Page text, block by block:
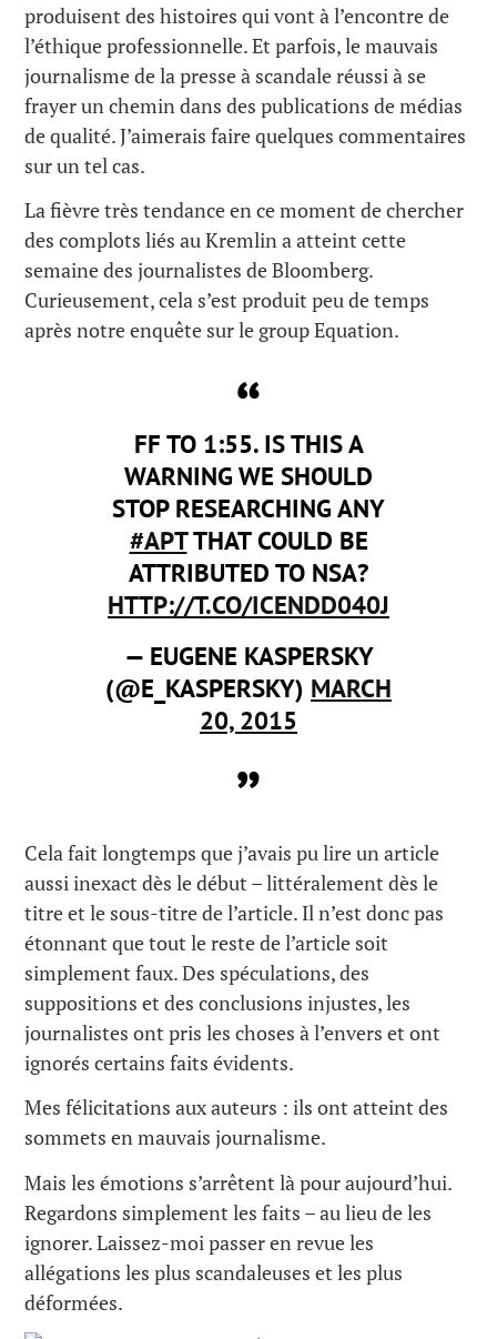
produisent des histoires qui vont à l’encontre de
l’éthique professionnelle. Et parfois, le mauvais
journalisme de la presse à scandale réussi à se
frayer un chemin dans des publications de médias
de qualité. J’aimerais faire quelques commentaires
sur un tel cas.
La fièvre très tendance en ce moment de chercher
des complots liés au Kremlin a atteint cette
semaine des journalistes de Bloomberg.
Curieusement, cela s’est produit peu de temps
après notre enquête sur le group Equation.
FF TO 1:55. IS THIS A
WARNING WE SHOULD
STOP RESEARCHING ANY
#APTTHAT COULD BE
ATTRIBUTED TO NSA?
HTTP://T.CO/ICENDD040J
— EUGENE KASPERSKY
(@E_KASPERSKY) MARCH
20, 2015
Cela fait longtemps que j’avais pu lire un article
aussi inexact dès le début – littéralement dès le
titre et le sous-titre de l’article. Il n’est donc pas
étonnant que tout le reste de l’article soit
simplement faux. Des spéculations, des
suppositions et des conclusions injustes, les
journalistes ont pris les choses à l’envers et ont
ignorés certains faits évidents.
Mes félicitations aux auteurs : ils ont atteint des
sommets en mauvais journalisme.
Mais les émotions s’arrêtent là pour aujourd’hui.
Regardons simplement les faits – au lieu de les
ignorer. Laissez-moi passer en revue les
allégations les plus scandaleuses et les plus
déformées.